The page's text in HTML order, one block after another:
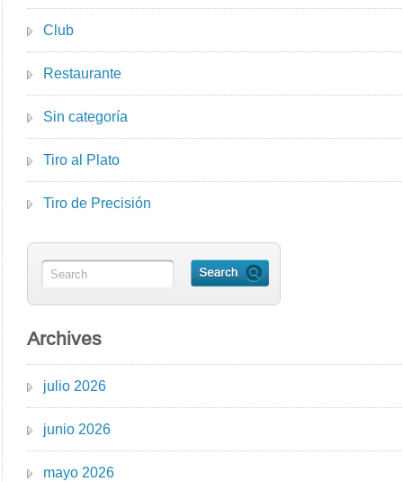
Club
Restaurante
Sin categoría
Tiro al Plato
Tiro de Precisión
Archives
julio 2026
junio 2026
mayo 2026